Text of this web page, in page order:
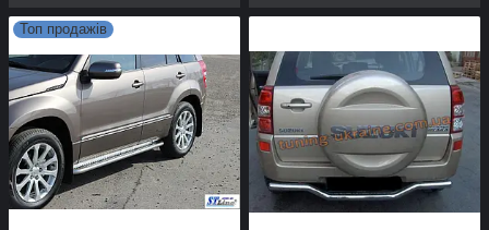
Топ продажів